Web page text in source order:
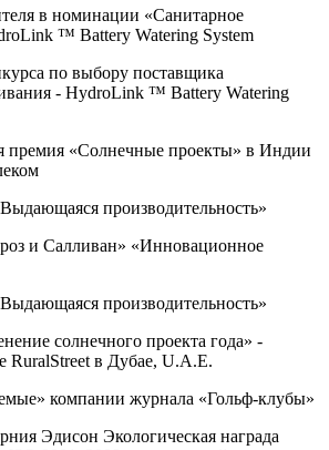
в номинации «Санитарное
™ Battery Watering System
по выбору поставщика
- HydroLink ™ Battery Watering
премия «Солнечные проекты» в Индии
производительность»
и Салливан» «Инновационное
производительность»
солнечного проекта года» -
RuralStreet в Дубае, U.A.E.
компании журнала «Гольф-клубы»
Эдисон Экологическая награда